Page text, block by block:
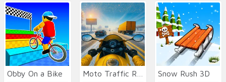
Obby On a Bike Snow Rush 3D